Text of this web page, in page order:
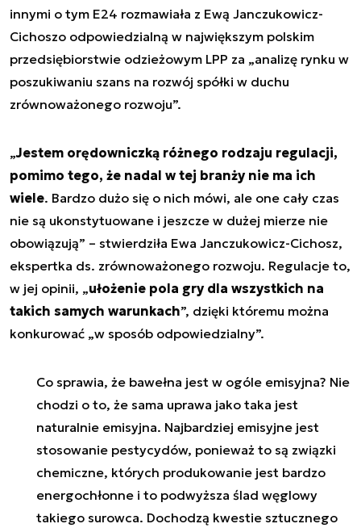
innymi o tym E24 rozmawiała z Ewą Janczukowicz-
Cichoszo odpowiedzialną w największym polskim
przedsiębiorstwie odzieżowym LPP za „analizę rynku w
poszukiwaniu szans na rozwój spółki w duchu
zrównoważonego rozwoju”.
„Jestem orędowniczką różnego rodzaju regulacji,
pomimo tego, że nadal w tej branży nie ma ich
wiele. Bardzo dużo się o nich mówi, ale one cały czas
nie są ukonstytuowane i jeszcze w dużej mierze nie
obowiązują” – stwierdziła Ewa Janczukowicz-Cichosz,
ekspertka ds. zrównoważonego rozwoju. Regulacje to,
w jej opinii, „ułożenie pola gry dla wszystkich na
takich samych warunkach”, dzięki któremu można
konkurować „w sposób odpowiedzialny”.
Co sprawia, że bawełna jest w ogóle emisyjna? Nie
chodzi o to, że sama uprawa jako taka jest
naturalnie emisyjna. Najbardziej emisyjne jest
stosowanie pestycydów, ponieważ to są związki
chemiczne, których produkowanie jest bardzo
energochłonne i to podwyższa ślad węglowy
takiego surowca. Dochodzą kwestie sztucznego